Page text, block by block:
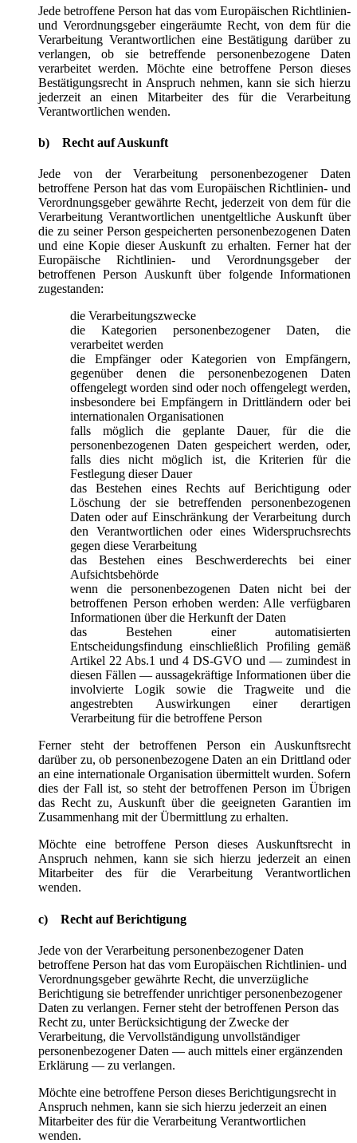
Jede betroffene Person hat das vom Europäischen Richtlinien-
und Verordnungsgeber eingeräumte Recht, von dem für die
Verarbeitung Verantwortlichen eine Bestätigung darüber zu
verlangen, ob sie betreffende personenbezogene Daten
verarbeitet werden. Möchte eine betroffene Person dieses
Bestätigungsrecht in Anspruch nehmen, kann sie sich hierzu
jederzeit an einen Mitarbeiter des für die Verarbeitung
Verantwortlichen wenden.
b) Recht auf Auskunft
Jede von der Verarbeitung personenbezogener Daten
betroffene Person hat das vom Europäischen Richtlinien- und
Verordnungsgeber gewährte Recht, jederzeit von dem für die
Verarbeitung Verantwortlichen unentgeltliche Auskunft über
die zu seiner Person gespeicherten personenbezogenen Daten
und eine Kopie dieser Auskunft zu erhalten. Ferner hat der
Europäische Richtlinien- und Verordnungsgeber der
betroffenen Person Auskunft über folgende Informationen
zugestanden:
die Verarbeitungszwecke
die Kategorien personenbezogener Daten, die
verarbeitet werden
die Empfänger oder Kategorien von Empfängern,
gegenüber denen die personenbezogenen Daten
offengelegt worden sind oder noch offengelegt werden,
insbesondere bei Empfängern in Drittländern oder bei
internationalen Organisationen
falls möglich die geplante Dauer, für die die
personenbezogenen Daten gespeichert werden, oder,
falls dies nicht möglich ist, die Kriterien für die
Festlegung dieser Dauer
das Bestehen eines Rechts auf Berichtigung oder
Löschung der sie betreffenden personenbezogenen
Daten oder auf Einschränkung der Verarbeitung durch
den Verantwortlichen oder eines Widerspruchsrechts
gegen diese Verarbeitung
das Bestehen eines Beschwerderechts bei einer
Aufsichtsbehörde
wenn die personenbezogenen Daten nicht bei der
betroffenen Person erhoben werden: Alle verfügbaren
Informationen über die Herkunft der Daten
das Bestehen einer automatisierten
Entscheidungsfindung einschließlich Profiling gemäß
Artikel 22 Abs.1 und 4 DS-GVO und — zumindest in
diesen Fällen — aussagekräftige Informationen über die
involvierte Logik sowie die Tragweite und die
angestrebten Auswirkungen einer derartigen
Verarbeitung für die betroffene Person
Ferner steht der betroffenen Person ein Auskunftsrecht
darüber zu, ob personenbezogene Daten an ein Drittland oder
an eine internationale Organisation übermittelt wurden. Sofern
dies der Fall ist, so steht der betroffenen Person im Übrigen
das Recht zu, Auskunft über die geeigneten Garantien im
Zusammenhang mit der Übermittlung zu erhalten.
Möchte eine betroffene Person dieses Auskunftsrecht in
Anspruch nehmen, kann sie sich hierzu jederzeit an einen
Mitarbeiter des für die Verarbeitung Verantwortlichen
wenden.
c) Recht auf Berichtigung
Jede von der Verarbeitung personenbezogener Daten
betroffene Person hat das vom Europäischen Richtlinien- und
Verordnungsgeber gewährte Recht, die unverzügliche
Berichtigung sie betreffender unrichtiger personenbezogener
Daten zu verlangen. Ferner steht der betroffenen Person das
Recht zu, unter Berücksichtigung der Zwecke der
Verarbeitung, die Vervollständigung unvollständiger
personenbezogener Daten — auch mittels einer ergänzenden
Erklärung — zu verlangen.
Möchte eine betroffene Person dieses Berichtigungsrecht in
Anspruch nehmen, kann sie sich hierzu jederzeit an einen
Mitarbeiter des für die Verarbeitung Verantwortlichen
wenden.